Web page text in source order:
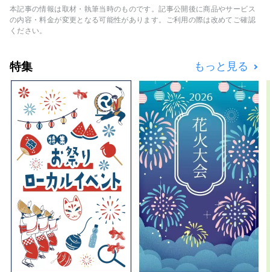
ビス事業として、高速バスの運行「広島～今
治・福山～今治・福山～松山」、料金所運営、
じて、多くの訪問いただく皆さんに向けた誘客
サービスと、地元貢献を目指しています。
本記事の情報は取材・執筆当時のものです。記事公開後に商品やサービス
の内容・料金が変更となる可能性があります。ご利用の際は改めてご確認
ください。
特集 もっと見る